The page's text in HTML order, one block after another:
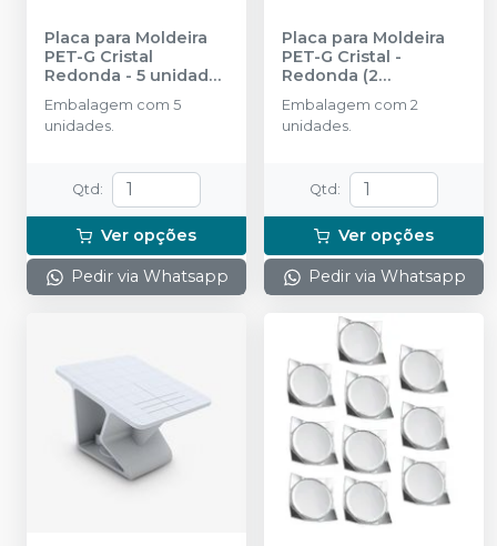
Placa para Moldeira
PET-G Cristal
Redonda - 5 unidades
BIO-ART
Embalagem com 5
unidades.
Qtd :
Ver opções
Pedir via Whatsapp
Placa para Moldeira
PET-G Cristal -
Redonda (2
unidades)
Embalagem com 2
unidades.
Qtd :
Ver opções
Pedir via Whatsapp